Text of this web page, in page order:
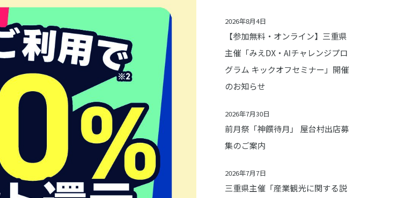
【参加無料・オンライン】三重県
主催「みえDX・AIチャレンジプロ
グラム キックオフセミナー」開催
のお知らせ
2026年8月4日
前月祭「神饌待月」 屋台村出店募
集のご案内
2026年7月30日
三重県主催「産業観光に関する説
2026年7月7日